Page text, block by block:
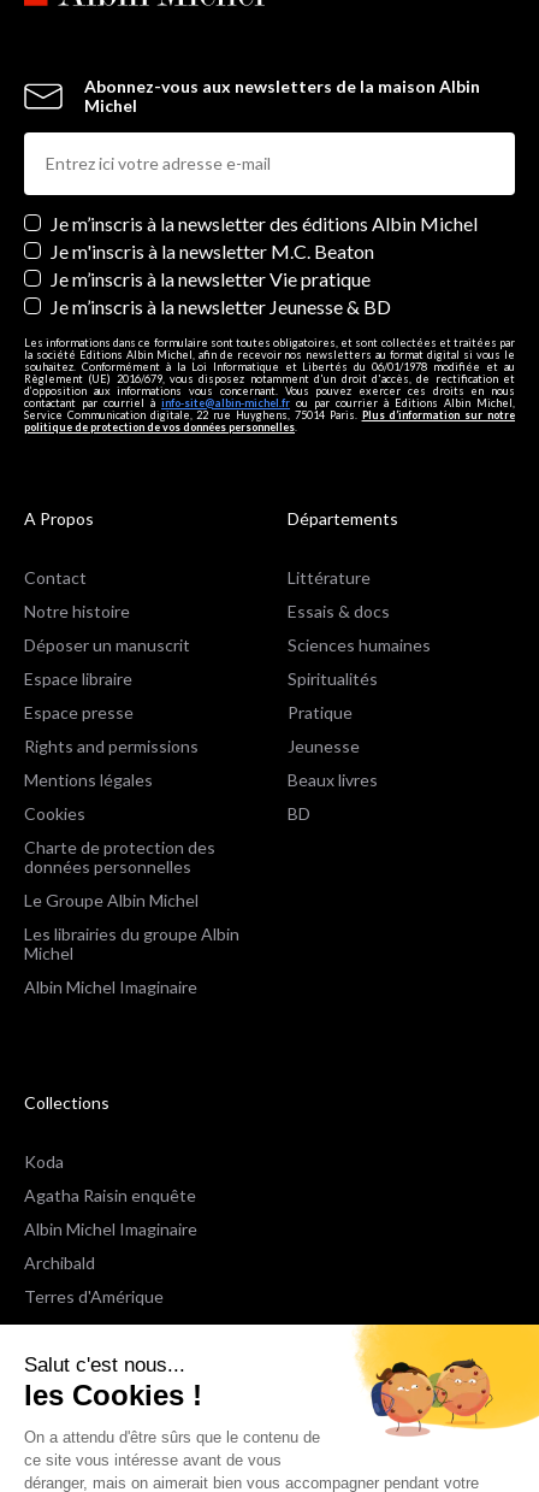
Salut c'est nous...
les Cookies !
On a attendu d'être sûrs que le contenu de
ce site vous intéresse avant de vous
déranger, mais on aimerait bien vous accompagner pendant votre
Abonnez-vous aux newsletters de la maison Albin
Michel
Newsletters
Je m’inscris à la newsletter des éditions Albin Michel
Je m'inscris à la newsletter M.C. Beaton
Je m’inscris à la newsletter Vie pratique
Je m’inscris à la newsletter Jeunesse & BD
Les informations dans ce formulaire sont toutes obligatoires, et sont collectées et traitées par
la société Editions Albin Michel, afin de recevoir nos newsletters au format digital si vous le
souhaitez. Conformément à la Loi Informatique et Libertés du 06/01/1978 modifiée et au
Règlement (UE) 2016/679, vous disposez notamment d'un droit d'accès, de rectification et
d’opposition aux informations vous concernant. Vous pouvez exercer ces droits en nous
contactant par courriel à info-site@albin-michel.fr ou par courrier à Editions Albin Michel,
Service Communication digitale, 22 rue Huyghens, 75014 Paris. Plus d’information sur notre
politique de protection de vos données personnelles
A Propos
Contact
Notre histoire
Déposer un manuscrit
Espace libraire
Espace presse
Rights and permissions
Mentions légales
Cookies
Charte de protection des
données personnelles
Le Groupe Albin Michel
Les librairies du groupe Albin
Michel
Albin Michel Imaginaire
Départements
Littérature
Essais & docs
Sciences humaines
Spiritualités
Pratique
Jeunesse
Beaux livres
BD
Collections
Koda
Agatha Raisin enquête
Albin Michel Imaginaire
Archibald
Terres d'Amérique
Espaces Libres Poche
NOX
Wiz
Voir toutes les collections